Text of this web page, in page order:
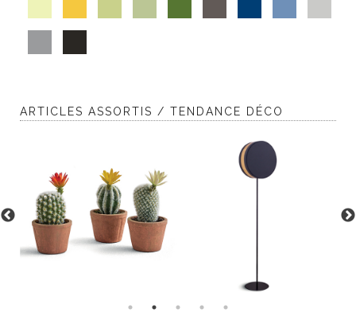
ARTICLES ASSORTIS / TENDANCE DÉCO